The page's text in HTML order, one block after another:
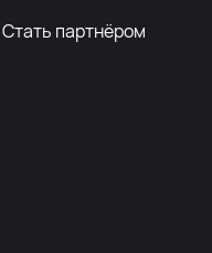
Стать партнёром